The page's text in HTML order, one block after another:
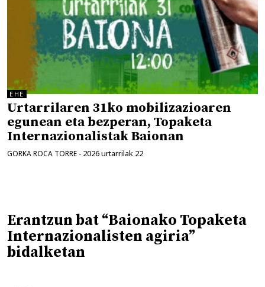
EHE
Urtarrilaren 31ko mobilizazioaren
egunean eta bezperan, Topaketa
Internazionalistak Baionan
GORKA ROCA TORRE - 2026 urtarrilak 22
Erantzun bat “Baionako Topaketa
Internazionalisten agiria”
bidalketan